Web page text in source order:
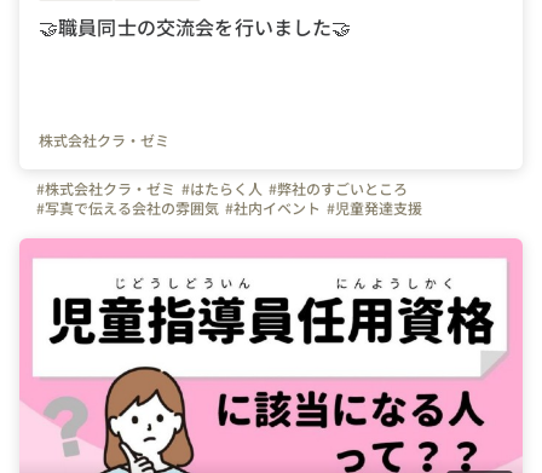
🤝職員同士の交流会を行いました🤝
株式会社クラ・ゼミ
#株式会社クラ・ゼミ #はたらく人 #弊社のすごいところ
#写真で伝える会社の雰囲気 #社内イベント #児童発達支援
#イベント #福祉の仕事 #保育士 #教員免許 #児童指導員任用資格
#公認心理師 #臨床心理士 #理学療法士 #作業療法士 #言語聴覚士
#スキルアップ #風通しの良い職場